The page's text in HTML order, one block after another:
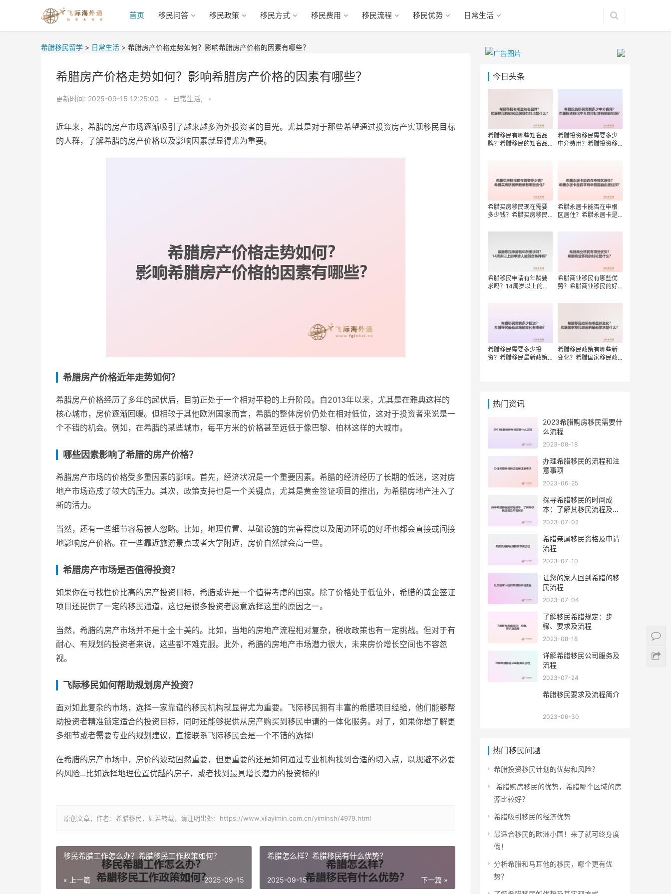
首页 移民问答 移民政策 移民方式 移民费用 移民流程 移民优势 日常生活
希腊移民留学 > 日常生活 > 希腊房产价格走势如何？影响希腊房产价格的因素有哪些？
希腊房产价格走势如何？影响希腊房产价格的因素有哪些？
更新时间: 2025-09-15 12:25:00 • 日常生活, •
近年来，希腊的房产市场逐渐吸引了越来越多海外投资者的目光。尤其是对于那些希望通过投资房产实现移民目标
的人群，了解希腊的房产价格以及影响因素就显得尤为重要。
希腊房产价格近年走势如何？
希腊房产价格经历了多年的起伏后，目前正处于一个相对平稳的上升阶段。自2013年以来，尤其是在雅典这样的
核心城市，房价逐渐回暖。但相较于其他欧洲国家而言，希腊的整体房价仍处在相对低位，这对于投资者来说是一
个不错的机会。例如，在希腊的某些城市，每平方米的价格甚至远低于像巴黎、柏林这样的大城市。
哪些因素影响了希腊的房产价格？
希腊房产市场的价格受多重因素的影响。首先，经济状况是一个重要因素。希腊的经济经历了长期的低迷，这对房
地产市场造成了较大的压力。其次，政策支持也是一个关键点，尤其是黄金签证项目的推出，为希腊房地产注入了
新的活力。
当然，还有一些细节容易被人忽略。比如，地理位置、基础设施的完善程度以及周边环境的好坏也都会直接或间接
地影响房产价格。在一些靠近旅游景点或者大学附近，房价自然就会高一些。
希腊房产市场是否值得投资？
如果你在寻找性价比高的房产投资目标，希腊或许是一个值得考虑的国家。除了价格处于低位外，希腊的黄金签证
项目还提供了一定的移民通道，这也是很多投资者愿意选择这里的原因之一。
当然，希腊的房产市场并不是十全十美的。比如，当地的房地产流程相对复杂，税收政策也有一定挑战。但对于有
耐心、有规划的投资者来说，这些都不难克服。此外，希腊的房地产市场潜力很大，未来房价增长空间也不容忽
视。
飞际移民如何帮助规划房产投资？
面对如此复杂的市场，选择一家靠谱的移民机构就显得尤为重要。飞际移民拥有丰富的希腊项目经验，他们能够帮
助投资者精准锁定适合的投资目标，同时还能够提供从房产购买到移民申请的一体化服务。对了，如果你想了解更
多细节或者需要专业的规划建议，直接联系飞际移民会是一个不错的选择!
在希腊的房产市场中，房价的波动固然重要，但更重要的还是如何通过专业机构找到合适的切入点，以规避不必要
的风险...比如选择地理位置优越的房子，或者找到最具增长潜力的投资标的!
原创文章，作者：希腊移民，如若转载，请注明出处：https://www.xilayimin.com.cn/yiminsh/4979.html
移民希腊工作怎么办？希腊移民工作政策如何？
« 上一篇 2025-09-15
希腊怎么样？希腊移民有什么优势？
下一篇 »
2025-09-15
今日头条
希腊移民有哪些知名品
牌？希腊移民的知名品
希腊投资移民需要多少
中介费用？希腊投资移
希腊买房移民现在需要
多少钱？希腊买房移民
希腊永居卡能否在申根
区居住？希腊永居卡是
希腊移民申请有年龄要
求吗？14周岁以上的申
希腊商业移民有哪些优
势？希腊商业移民的好
希腊移民需要多少投
资？希腊移民最新政策
希腊移民政策有哪些新
变化？希腊国家移民政
热门资讯
2023希腊购房移民需要什
么流程
2023-08-18
办理希腊移民的流程和注
意事项
2023-06-25
探寻希腊移民的时间成
本：了解其移民流程及所
需时长
2023-07-02
希腊亲属移民资格及申请
流程
2023-07-10
让您的家人回到希腊的移
民流程
2023-07-04
了解移民希腊规定：步
骤、要求及流程
2023-08-18
详解希腊移民公司服务及
流程
2023-07-24
希腊移民要求及流程简介
2023-06-30
热门移民问题
希腊投资移民计划的优势和风险？
希腊购房移民的优势，希腊哪个区域的房
源比较好？
希腊吸引移民的经济优势
最适合移民的欧洲小国！来了就可终身度
假！
分析希腊和马耳他的移民，哪个更有优
势？